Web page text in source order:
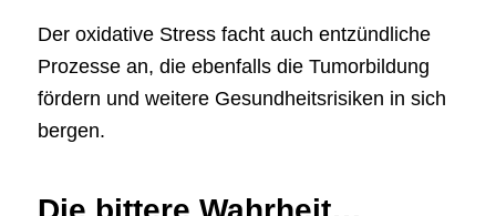
Der oxidative Stress facht auch entzündliche
Prozesse an, die ebenfalls die Tumorbildung
fördern und weitere Gesundheitsrisiken in sich
bergen.